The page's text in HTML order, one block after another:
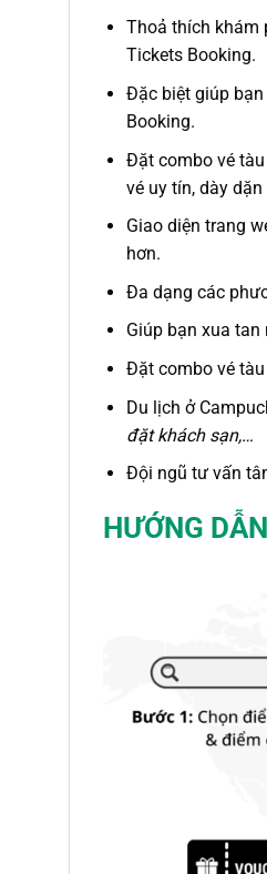
Thoả thích khám
Tickets Booking.
Đặc biệt giúp
Booking.
Đặt combo vé
vé uy tín, dày
Giao diện trang
hơn.
Đa dạng các
Giúp bạn xua
Đặt combo vé
Du lịch ở
đặt khách sạn,…
Đội ngũ tư vấn
HƯỚNG